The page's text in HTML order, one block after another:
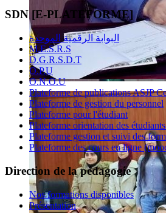
SDN [E-PLATEFORME]
البوابة الرقمية الموحدة
M.E.S.R.S
D.G.R.S.D.T
O.P.U
O.N.O.U
Plateforme de publications ASJP
Plateforme de gestion du personnel
Plateforme pour l'étudiant
Plateforme orientation des
Plateforme gestion et suivi des
Plateforme des cours en ligne
Direction de la pédagogie
Nos formations disponibles
Présentation